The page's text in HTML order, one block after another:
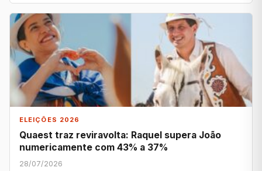
ELEIÇÕES 2026
Quaest traz reviravolta: Raquel supera João
numericamente com 43% a 37%
28/07/2026